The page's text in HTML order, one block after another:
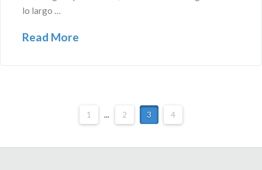
lo largo …
Read More
1 ... 2 3 4